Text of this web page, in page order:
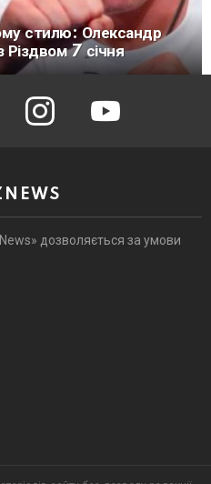
стилю: Олександр
Різдвом 7 січня
instagram youtube
дозволяється за умови